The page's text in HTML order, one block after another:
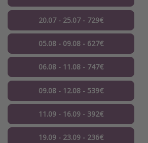
20.07 - 25.07 - 729€
05.08 - 09.08 - 627€
06.08 - 11.08 - 747€
09.08 - 12.08 - 539€
11.09 - 16.09 - 392€
19.09 - 23.09 - 236€